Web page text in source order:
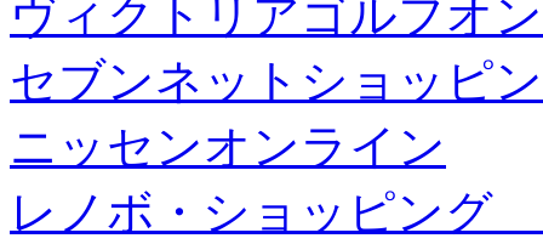
ヴィクトリアゴルフオ
セブンネットショッピ
ニッセンオンライン
レノボ・ショッピング